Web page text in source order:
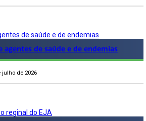
de saúde e de endemias
agentes de saúde e de endemias
julho de 2026
reginal do EJA